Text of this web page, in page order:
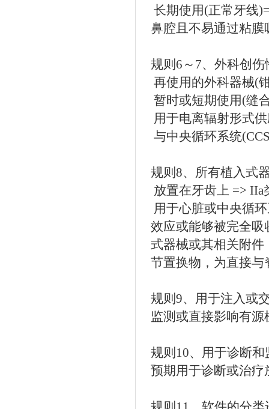
长期使用(正常牙线
鼻腔且不易通过粘膜
规则6～7、外科创伤
再使用的外科器械(
暂时或短期使用(缝
用于电离辐射形式
与中央循环系统
规则8、所有植入式
放置在牙齿上 => IIa
用于心脏或中央循
效应或能够被完全
式器械或其相关附
节置换物，为直接
规则9、用于注入或
监测或直接影响有
规则10、用于诊断
预期用于诊断或治